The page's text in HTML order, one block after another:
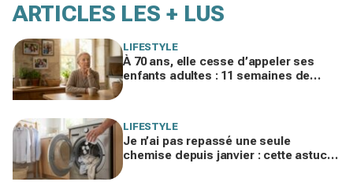
ARTICLES LES + LUS
LIFESTYLE
À 70 ans, elle cesse d’appeler ses
enfants adultes : 11 semaines de
LIFESTYLE
Je n’ai pas repassé une seule
chemise depuis janvier : cette astuce